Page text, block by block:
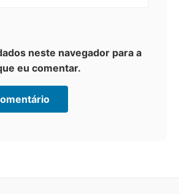
neste navegador para a
eu comentar.